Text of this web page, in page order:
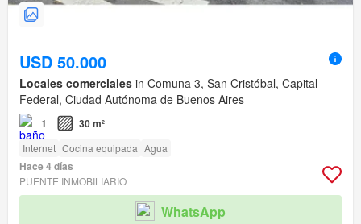
USD 50.000
Locales comerciales in Comuna 3, San Cristóbal, Capital
Federal, Ciudad Autónoma de Buenos Aires
1 30 m²
Internet Cocina equipada Agua
Hace 4 días
PUENTE INMOBILIARIO
WhatsApp